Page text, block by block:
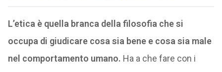
L’etica è quella branca della filosofia che si
occupa di giudicare cosa sia bene e cosa sia male
nel comportamento umano. Ha a che fare con i